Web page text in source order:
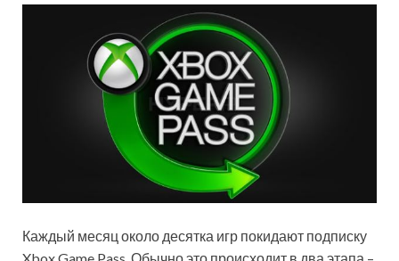
Каждый месяц около десятка игр покидают подписку